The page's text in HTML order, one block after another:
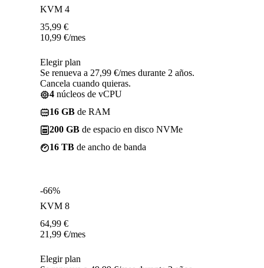
KVM 4
35,99 €
10,99 €/mes
Elegir plan
Se renueva a 27,99 €/mes durante 2 años.
Cancela cuando quieras.
4 núcleos de vCPU
16 GB de RAM
200 GB de espacio en disco NVMe
16 TB de ancho de banda
-66%
KVM 8
64,99 €
21,99 €/mes
Elegir plan